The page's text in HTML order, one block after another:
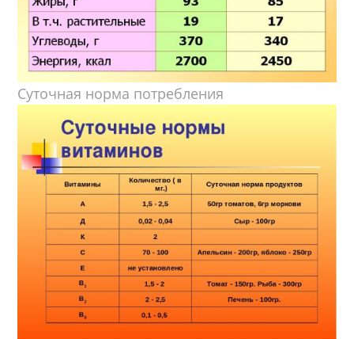
Суточная норма потребления